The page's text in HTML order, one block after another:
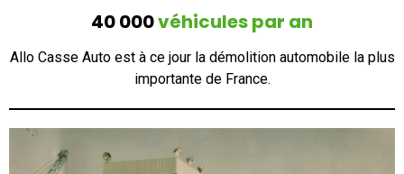
40 000véhicules par an
Allo Casse Auto est à ce jour la démolition automobile la plus
importante de France.